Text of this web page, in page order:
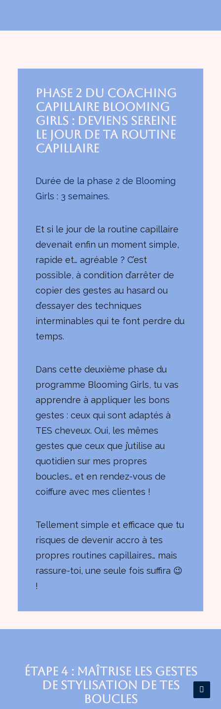
Phase 2 du coaching
capillaire Blooming
Girls : Deviens sereine
le jour de ta routine
capillaire
Durée de la phase 2 de Blooming
Girls : 3 semaines.
Et si le jour de la routine capillaire
devenait enfin un moment simple,
rapide et… agréable ? C’est
possible, à condition d’arrêter de
copier des gestes au hasard ou
d’essayer des techniques
interminables qui te font perdre du
temps.
Dans cette deuxième phase du
programme Blooming Girls, tu vas
apprendre à appliquer les bons
gestes : ceux qui sont adaptés à
TES cheveux. Oui, les mêmes
gestes que ceux que j’utilise au
quotidien sur mes propres
boucles… et en rendez-vous de
coiffure avec mes clientes !
Tellement simple et efficace que tu
risques de devenir accro à tes
propres routines capillaires… mais
rassure-toi, une seule fois suffira 😉
!
Étape 4 : Maîtrise les gestes
de stylisation de tes
boucles